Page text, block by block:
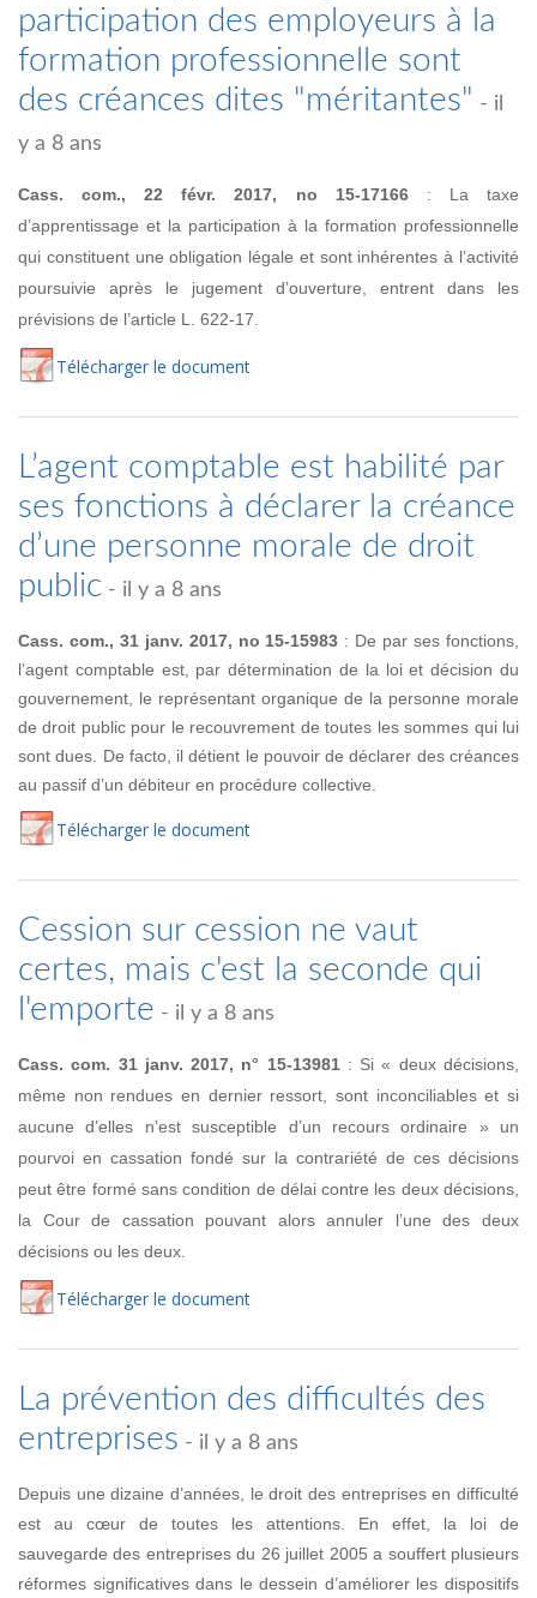
participation des employeurs à la
formation professionnelle sont
des créances dites "méritantes" - il
y a 8 ans
Cass. com., 22 févr. 2017, no 15-17166: La taxe
d’apprentissage et la participation à la formation professionnelle
qui constituent une obligation légale et sont inhérentesà l’activité
poursuivie après le jugement d’ouverture, entrent dans les
prévisions de l’article L. 622-17.
Télécharger le document
L’agent comptable est habilité par
ses fonctions à déclarer la créance
d’une personne morale de droit
public - il y a 8 ans
Cass. com., 31 janv. 2017, no 15-15983 : De par ses fonctions,
l’agent comptable est, par détermination de la loi et décision du
gouvernement, le représentant organique de la personne morale
de droit public pour le recouvrement de toutes les sommes qui lui
sont dues. De facto, il détient le pouvoir de déclarer des créances
au passif d’un débiteur en procédure collective.
Télécharger le document
Cession sur cession ne vaut
certes, mais c'est la seconde qui
l'emporte - il y a 8 ans
Cass. com. 31 janv. 2017, n° 15-13981: Si « deux décisions,
même non rendues en dernier ressort, sont inconciliables et si
aucune d’elles n’est susceptible d’un recours ordinaire » un
pourvoi en cassation fondé sur la contrariété de ces décisions
peut être formé sans condition de délai contre les deux décisions,
la Cour de cassation pouvant alors annuler l’une des deux
décisions ou les deux.
Télécharger le document
La prévention des difficultés des
entreprises - il y a 8 ans
Depuis une dizaine d’années, le droit des entreprises en difficulté
est au cœur de toutes les attentions. En effet, la loi de
sauvegarde des entreprises du 26 juillet 2005 a souffert plusieurs
réformes significatives dans le dessein d’améliorer les dispositifs